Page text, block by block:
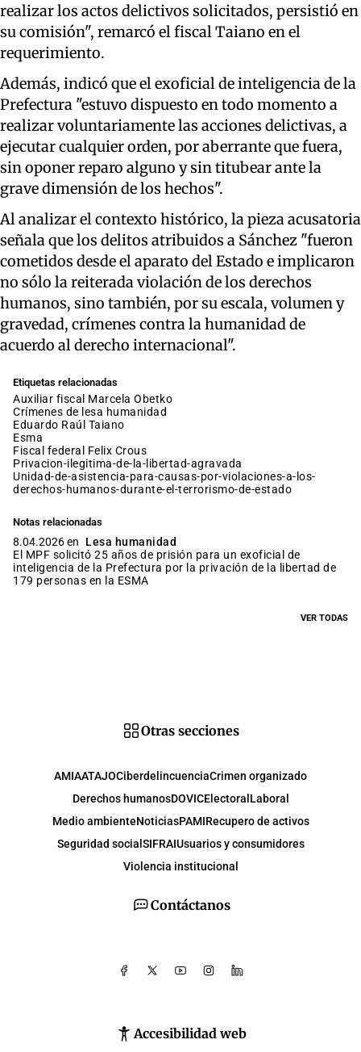
realizar los actos delictivos solicitados, persistió en
su comisión", remarcó el fiscal Taiano en el
requerimiento.
Además, indicó que el exoficial de inteligencia de la
Prefectura "estuvo dispuesto en todo momento a
realizar voluntariamente las acciones delictivas, a
ejecutar cualquier orden, por aberrante que fuera,
sin oponer reparo alguno y sin titubear ante la
grave dimensión de los hechos".
Al analizar el contexto histórico, la pieza acusatoria
señala que los delitos atribuidos a Sánchez "fueron
cometidos desde el aparato del Estado e implicaron
no sólo la reiterada violación de los derechos
humanos, sino también, por su escala, volumen y
gravedad, crímenes contra la humanidad de
acuerdo al derecho internacional".
Etiquetas relacionadas
auxiliar fiscal Marcela Obetko
crímenes de lesa humanidad
Eduardo Raúl Taiano
esma
fiscal federal Felix Crous
privacion-ilegitima-de-la-libertad-agravada
unidad-de-asistencia-para-causas-por-violaciones-a-los-
derechos-humanos-durante-el-terrorismo-de-estado
Notas relacionadas
8.04.2026 en
Lesa humanidad
El MPF solicitó 25 años de prisión para un exoficial de
inteligencia de la Prefectura por la privación de la libertad de
179 personas en la ESMA
VER TODAS
Contáctanos
Accesibilidad web
Otras secciones
AMIAATAJOCiberdelincuenciaCrimen organizado
Derechos humanosDOVICElectoral Laboral
Medio ambienteNoticiasPAMIRecupero de activos
Seguridad social SIFRAIUsuarios y consumidores
Violencia institucional